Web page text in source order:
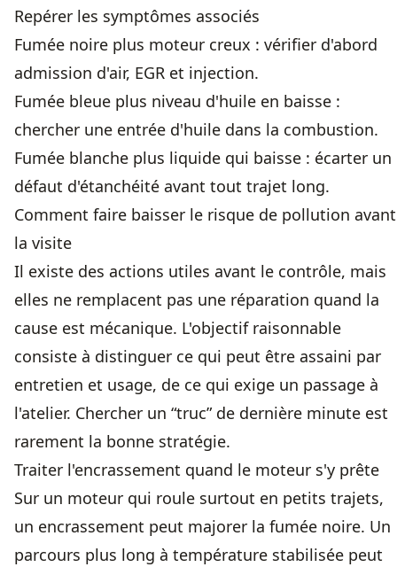
Repérer les symptômes associés
Fumée noire plus moteur creux : vérifier d'abord
admission d'air, EGR et injection.
Fumée bleue plus niveau d'huile en baisse :
chercher une entrée d'huile dans la combustion.
Fumée blanche plus liquide qui baisse : écarter un
défaut d'étanchéité avant tout trajet long.
Comment faire baisser le risque de pollution avant
la visite
Il existe des actions utiles avant le contrôle, mais
elles ne remplacent pas une réparation quand la
cause est mécanique. L'objectif raisonnable
consiste à distinguer ce qui peut être assaini par
entretien et usage, de ce qui exige un passage à
l'atelier. Chercher un “truc” de dernière minute est
rarement la bonne stratégie.
Traiter l'encrassement quand le moteur s'y prête
Sur un moteur qui roule surtout en petits trajets,
un encrassement peut majorer la fumée noire. Un
parcours plus long à température stabilisée peut